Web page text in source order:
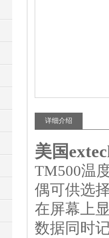
详细介绍
美国
TM500温
偶可供选
在屏幕上
数据同时